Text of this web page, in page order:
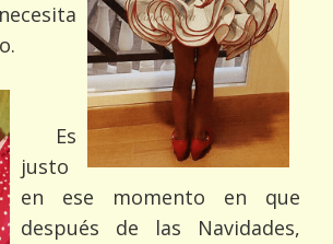
Es
justo
en ese momento en que
después de las Navidades,